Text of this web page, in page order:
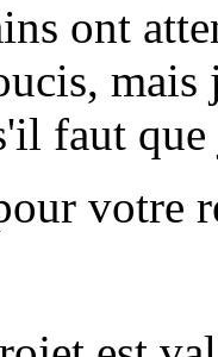
ont
faut
votre